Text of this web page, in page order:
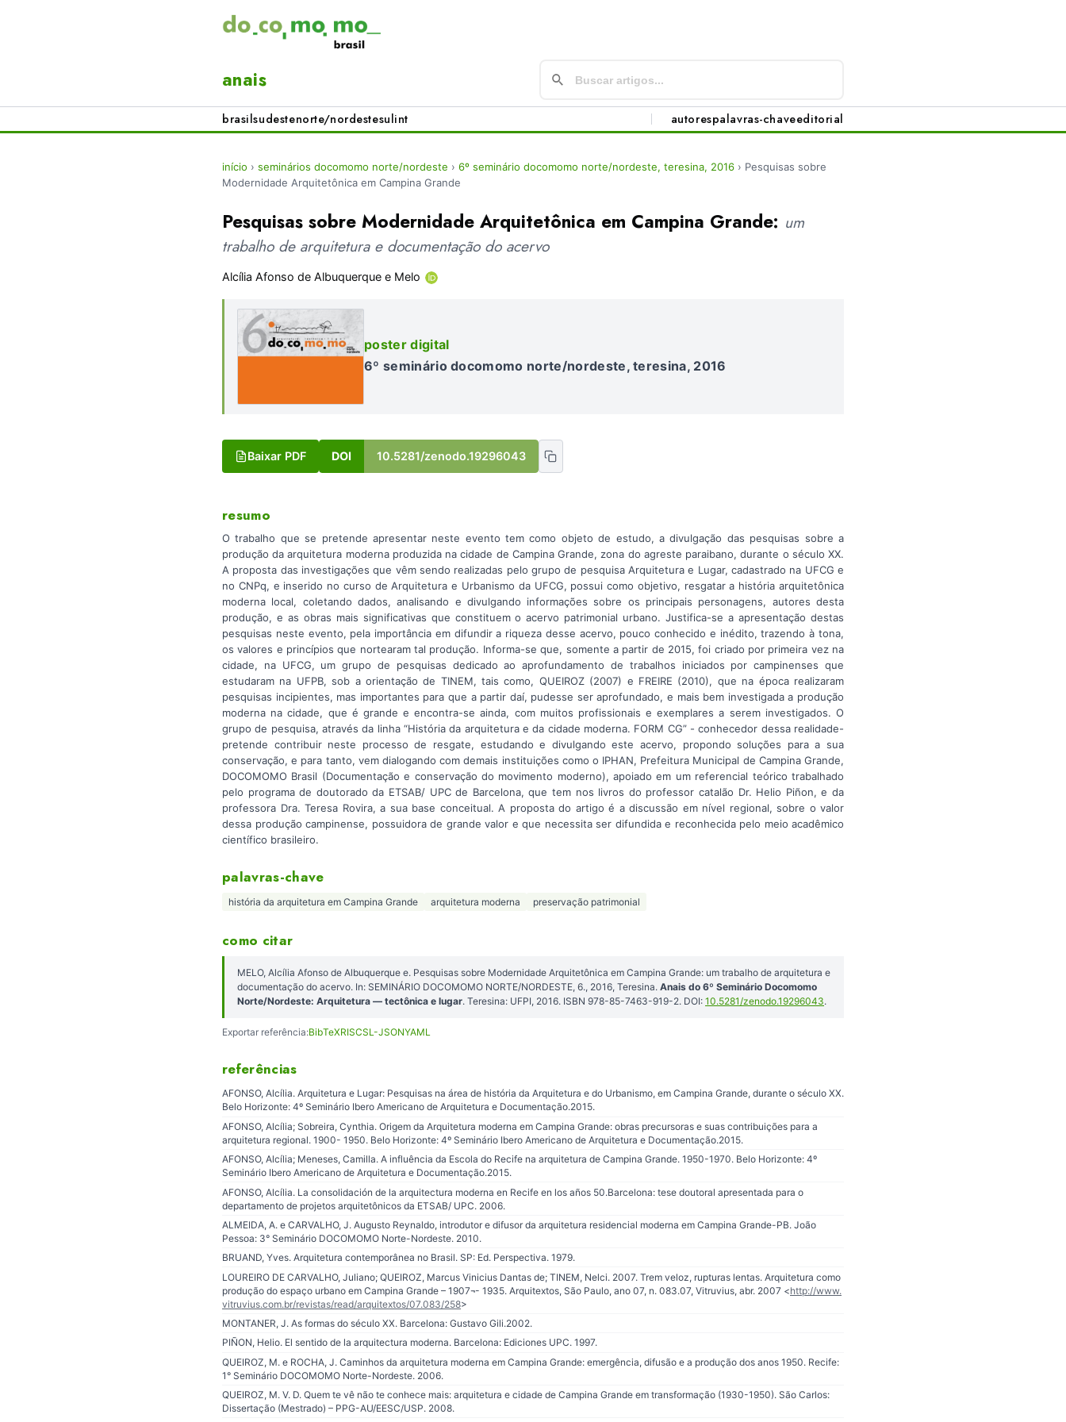
anais
brasilsudestenorte/nordestesulint autorespalavras-chaveeditorial
início › seminários docomomo norte/nordeste › 6º seminário docomomo norte/nordeste, teresina, 2016 › Pesquisas sobre
Modernidade Arquitetônica em Campina Grande
Pesquisas sobre Modernidade Arquitetônica em Campina Grande: um
trabalho de arquitetura e documentação do acervo
Alcília Afonso de Albuquerque e Melo
poster digital
6º seminário docomomo norte/nordeste, teresina, 2016
Baixar PDF DOI 10.5281/zenodo.19296043
resumo
O trabalho que se pretende apresentar neste evento tem como objeto de estudo, a divulgação das pesquisas sobre a
produção da arquitetura moderna produzida na cidade de Campina Grande, zona do agreste paraibano, durante o século XX.
A proposta das investigações que vêm sendo realizadas pelo grupo de pesquisa Arquitetura e Lugar, cadastrado na UFCG e
no CNPq, e inserido no curso de Arquitetura e Urbanismo da UFCG, possui como objetivo, resgatar a história arquitetônica
moderna local, coletando dados, analisando e divulgando informações sobre os principais personagens, autores desta
produção, e as obras mais significativas que constituem o acervo patrimonial urbano. Justifica-se a apresentação destas
pesquisas neste evento, pela importância em difundir a riqueza desse acervo, pouco conhecido e inédito, trazendo à tona,
os valores e princípios que nortearam tal produção. Informa-se que, somente a partir de 2015, foi criado por primeira vez na
cidade, na UFCG, um grupo de pesquisas dedicado ao aprofundamento de trabalhos iniciados por campinenses que
estudaram na UFPB, sob a orientação de TINEM, tais como, QUEIROZ (2007) e FREIRE (2010), que na época realizaram
pesquisas incipientes, mas importantes para que a partir daí, pudesse ser aprofundado, e mais bem investigada a produção
moderna na cidade, que é grande e encontra-se ainda, com muitos profissionais e exemplares a serem investigados. O
grupo de pesquisa, através da linha “História da arquitetura e da cidade moderna. FORM CG” - conhecedor dessa realidade-
pretende contribuir neste processo de resgate, estudando e divulgando este acervo, propondo soluções para a sua
conservação, e para tanto, vem dialogando com demais instituições como o IPHAN, Prefeitura Municipal de Campina Grande,
DOCOMOMO Brasil (Documentação e conservação do movimento moderno), apoiado em um referencial teórico trabalhado
pelo programa de doutorado da ETSAB/ UPC de Barcelona, que tem nos livros do professor catalão Dr. Helio Piñon, e da
professora Dra. Teresa Rovira, a sua base conceitual. A proposta do artigo é a discussão em nível regional, sobre o valor
dessa produção campinense, possuidora de grande valor e que necessita ser difundida e reconhecida pelo meio acadêmico
científico brasileiro.
palavras-chave
história da arquitetura em Campina Grande arquitetura moderna preservação patrimonial
como citar
MELO, Alcília Afonso de Albuquerque e. Pesquisas sobre Modernidade Arquitetônica em Campina Grande: um trabalho de arquitetura e
documentação do acervo. In: SEMINÁRIO DOCOMOMO NORTE/NORDESTE, 6., 2016, Teresina. Anais do 6º Seminário Docomomo
Norte/Nordeste: Arquitetura — tectônica e lugar. Teresina: UFPI, 2016. ISBN 978-85-7463-919-2. DOI: 10.5281/zenodo.19296043.
Exportar referência:BibTeXRISCSL-JSONYAML
referências
AFONSO, Alcília. Arquitetura e Lugar: Pesquisas na área de história da Arquitetura e do Urbanismo, em Campina Grande, durante o século XX.
Belo Horizonte: 4º Seminário Ibero Americano de Arquitetura e Documentação.2015.
AFONSO, Alcília; Sobreira, Cynthia. Origem da Arquitetura moderna em Campina Grande: obras precursoras e suas contribuições para a
arquitetura regional. 1900- 1950. Belo Horizonte: 4º Seminário Ibero Americano de Arquitetura e Documentação.2015.
AFONSO, Alcília; Meneses, Camilla. A influência da Escola do Recife na arquitetura de Campina Grande. 1950-1970. Belo Horizonte: 4º
Seminário Ibero Americano de Arquitetura e Documentação.2015.
AFONSO, Alcília. La consolidación de la arquitectura moderna en Recife en los años 50.Barcelona: tese doutoral apresentada para o
departamento de projetos arquitetônicos da ETSAB/ UPC. 2006.
ALMEIDA, A. e CARVALHO, J. Augusto Reynaldo, introdutor e difusor da arquitetura residencial moderna em Campina Grande-PB. João
Pessoa: 3° Seminário DOCOMOMO Norte-Nordeste. 2010.
BRUAND, Yves. Arquitetura contemporânea no Brasil. SP: Ed. Perspectiva. 1979.
LOUREIRO DE CARVALHO, Juliano; QUEIROZ, Marcus Vinicius Dantas de; TINEM, Nelci. 2007. Trem veloz, rupturas lentas. Arquitetura como
produção do espaço urbano em Campina Grande – 1907¬- 1935. Arquitextos, São Paulo, ano 07, n. 083.07, Vitruvius, abr. 2007 <http://www.
vitruvius.com.br/revistas/read/arquitextos/07.083/258>
MONTANER, J. As formas do século XX. Barcelona: Gustavo Gili.2002.
PIÑON, Helio. El sentido de la arquitectura moderna. Barcelona: Ediciones UPC. 1997.
QUEIROZ, M. e ROCHA, J. Caminhos da arquitetura moderna em Campina Grande: emergência, difusão e a produção dos anos 1950. Recife:
1° Seminário DOCOMOMO Norte-Nordeste. 2006.
QUEIROZ, M. V. D. Quem te vê não te conhece mais: arquitetura e cidade de Campina Grande em transformação (1930-1950). São Carlos:
Dissertação (Mestrado) – PPG-AU/EESC/USP. 2008.